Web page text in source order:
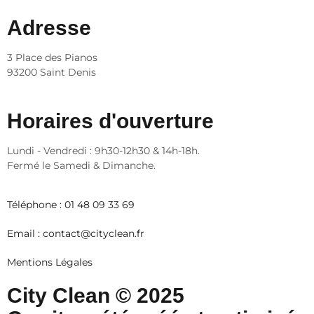
Adresse
3 Place des Pianos
93200 Saint Denis
Horaires d'ouverture
Lundi - Vendredi : 9h30-12h30 & 14h-18h.
Fermé le Samedi & Dimanche.
Téléphone : 01 48 09 33 69
Email : contact@cityclean.fr
Mentions Légales
City Clean © 2025